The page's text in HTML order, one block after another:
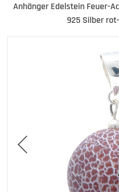
Anhänger Edelstein Feuer-
925 Silber